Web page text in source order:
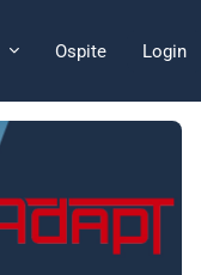
Ospite Login